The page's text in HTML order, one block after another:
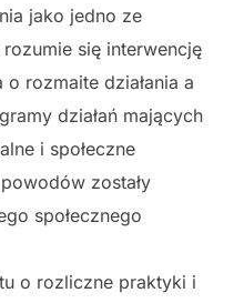
jako jedno ze
się interwencję
rozmaite działania a
działań mających
i społeczne
zostały
społecznego
o rozliczne praktyki i